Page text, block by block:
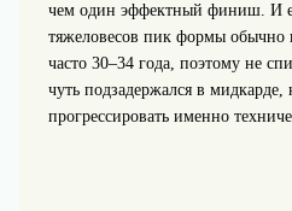
чем один эффектный финиш. И
тяжеловесов пик формы
часто 30–34 года, поэтому не
чуть подзадержался в мидкарде,
прогрессировать именно